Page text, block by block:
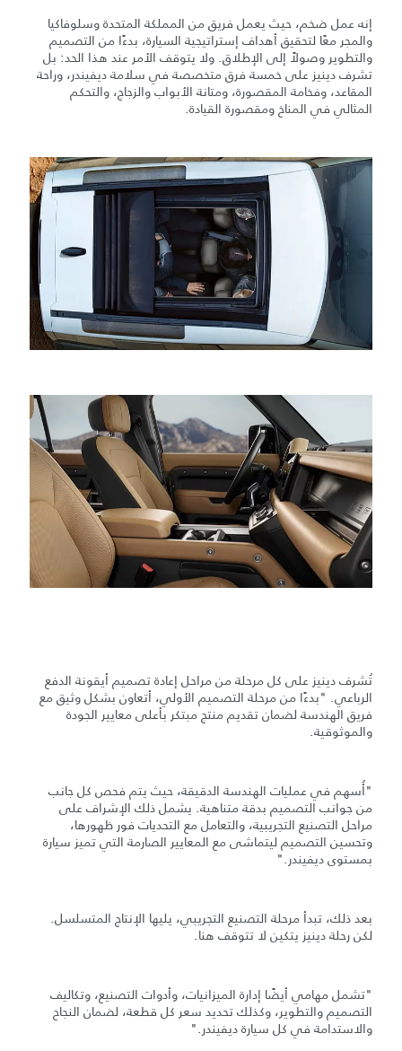
إنه عمل ضخم، حيث يعمل فريق من المملكة المتحدة وسلوفاكيا
والمجر معًا لتحقيق أهداف إستراتيجية السيارة، بدءًا من التصميم
والتطوير وصولاً إلى الإطلاق. ولا يتوقف الأمر عند هذا الحد: بل
تشرف دينيز على خمسة فرق متخصصة في سلامة ديفيندر، وراحة
المقاعد، وفخامة المقصورة، ومتانة الأبواب والزجاج، والتحكم
المثالي في المناخ ومقصورة القيادة.
تُشرف دينيز على كل مرحلة من مراحل إعادة تصميم أيقونة الدفع
الرباعي. "بدءًا من مرحلة التصميم الأولي، أتعاون بشكل وثيق مع
فريق الهندسة لضمان تقديم منتج مبتكر بأعلى معايير الجودة
والموثوقية.
"أُسهم في عمليات الهندسة الدقيقة، حيث يتم فحص كل جانب
من جوانب التصميم بدقة متناهية. يشمل ذلك الإشراف على
مراحل التصنيع التجريبية، والتعامل مع التحديات فور ظهورها،
وتحسين التصميم ليتماشى مع المعايير الصارمة التي تميز سيارة
بمستوى ديفيندر."
بعد ذلك، تبدأ مرحلة التصنيع التجريبي، يليها الإنتاج المتسلسل.
لكن رحلة دينيز يتكين لا تتوقف هنا.
"تشمل مهامي أيضًا إدارة الميزانيات، وأدوات التصنيع، وتكاليف
التصميم والتطوير، وكذلك تحديد سعر كل قطعة، لضمان النجاح
والاستدامة في كل سيارة ديفيندر."